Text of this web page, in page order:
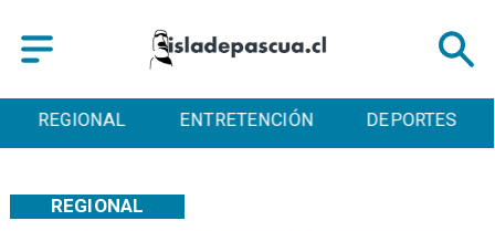
ENTRETENCIÓN DEPORTES CULTURA
REGIONAL